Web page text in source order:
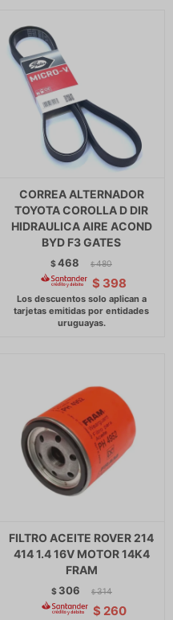
CORREA ALTERNADOR
TOYOTA COROLLA D DIR
HIDRAULICA AIRE ACOND
BYD F3 GATES
$468 $ 480
$ 398
FILTRO ACEITE ROVER 214
414 1.4 16V MOTOR 14K4
FRAM
$ 306 $ 314
$ 260